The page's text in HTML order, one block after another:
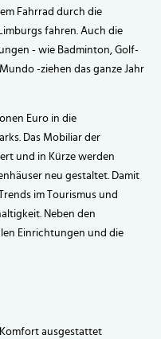
Fahrrad durch die
fahren. Auch die
- wie Badminton, Golf-
-ziehen das ganze Jahr
Euro in die
Das Mobiliar der
und in Kürze werden
neu gestaltet. Damit
im Tourismus und
Neben den
Einrichtungen und die
ausgestattet